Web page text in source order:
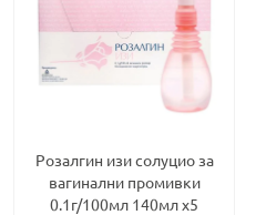
Розалгин изи солуцио за
вагинални промивки
0.1г/100мл 140мл х5